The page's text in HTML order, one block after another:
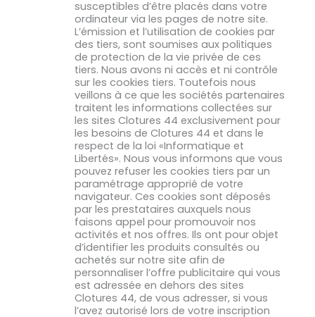
susceptibles d’être placés dans votre
ordinateur via les pages de notre site.
L’émission et l’utilisation de cookies par
des tiers, sont soumises aux politiques
de protection de la vie privée de ces
tiers. Nous avons ni accès et ni contrôle
sur les cookies tiers. Toutefois nous
veillons à ce que les sociétés partenaires
traitent les informations collectées sur
les sites Clotures 44 exclusivement pour
les besoins de Clotures 44 et dans le
respect de la loi «Informatique et
Libertés». Nous vous informons que vous
pouvez refuser les cookies tiers par un
paramétrage approprié de votre
navigateur. Ces cookies sont déposés
par les prestataires auxquels nous
faisons appel pour promouvoir nos
activités et nos offres. Ils ont pour objet
d’identifier les produits consultés ou
achetés sur notre site afin de
personnaliser l’offre publicitaire qui vous
est adressée en dehors des sites
Clotures 44, de vous adresser, si vous
l’avez autorisé lors de votre inscription